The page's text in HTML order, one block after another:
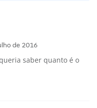
de 2016
saber quanto é o